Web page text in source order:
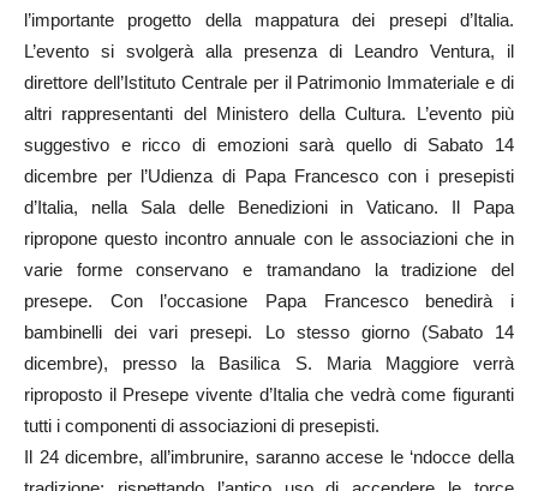
l’importante progetto della mappatura dei presepi d’Italia.
L’evento si svolgerà alla presenza di Leandro Ventura, il
direttore dell’Istituto Centrale per il Patrimonio Immateriale e di
altri rappresentanti del Ministero della Cultura. L’evento più
suggestivo e ricco di emozioni sarà quello di Sabato 14
dicembre per l’Udienza di Papa Francesco con i presepisti
d’Italia, nella Sala delle Benedizioni in Vaticano. Il Papa
ripropone questo incontro annuale con le associazioni che in
varie forme conservano e tramandano la tradizione del
presepe. Con l’occasione Papa Francesco benedirà i
bambinelli dei vari presepi. Lo stesso giorno (Sabato 14
dicembre), presso la Basilica S. Maria Maggiore verrà
riproposto il Presepe vivente d’Italia che vedrà come figuranti
tutti i componenti di associazioni di presepisti.
Il 24 dicembre, all’imbrunire, saranno accese le ‘ndocce della